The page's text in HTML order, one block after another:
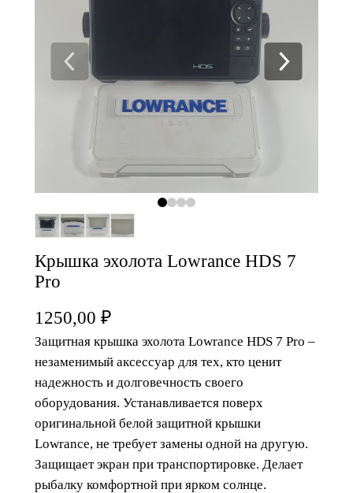
Крышка эхолота Lowrance HDS 7
Pro
1250,00 ₽
Защитная крышка эхолота Lowrance HDS 7 Pro –
незаменимый аксессуар для тех, кто ценит
надежность и долговечность своего
оборудования. Устанавливается поверх
оригинальной белой защитной крышки
Lowrance, не требует замены одной на другую.
Защищает экран при транспортировке. Делает
рыбалку комфортной при ярком солнце.